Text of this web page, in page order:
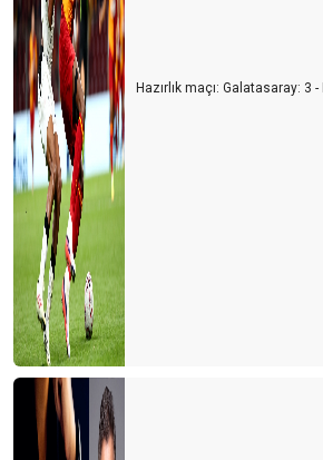
Hazırlık maçı: Galatasaray: 3